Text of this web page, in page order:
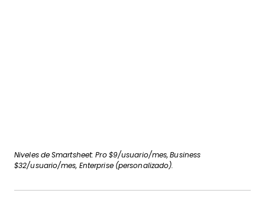
Niveles de Smartsheet: Pro $9/usuario/mes, Business
$32/usuario/mes, Enterprise (personalizado).